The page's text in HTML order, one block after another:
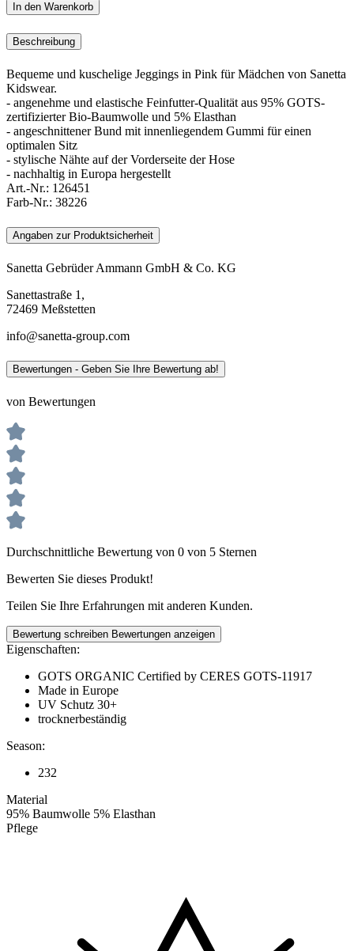
In den Warenkorb
Beschreibung
Bequeme und kuschelige Jeggings in Pink für Mädchen von Sanetta
Kidswear.
- angenehme und elastische Feinfutter-Qualität aus 95% GOTS-
zertifizierter Bio-Baumwolle und 5% Elasthan
- angeschnittener Bund mit innenliegendem Gummi für einen
optimalen Sitz
- stylische Nähte auf der Vorderseite der Hose
- nachhaltig in Europa hergestellt
Art.-Nr.: 126451
Farb-Nr.: 38226
Angaben zur Produktsicherheit
Sanetta Gebrüder Ammann GmbH & Co. KG
Sanettastraße 1,
72469 Meßstetten
info@sanetta-group.com
Bewertungen - Geben Sie Ihre Bewertung ab!
von Bewertungen
Durchschnittliche Bewertung von 0 von 5 Sternen
Bewerten Sie dieses Produkt!
Teilen Sie Ihre Erfahrungen mit anderen Kunden.
Bewertung schreiben Bewertungen anzeigen
Eigenschaften:
GOTS ORGANIC Certified by CERES GOTS-11917
Made in Europe
UV Schutz 30+
trocknerbeständig
Season:
232
Material
95% Baumwolle 5% Elasthan
Pflege